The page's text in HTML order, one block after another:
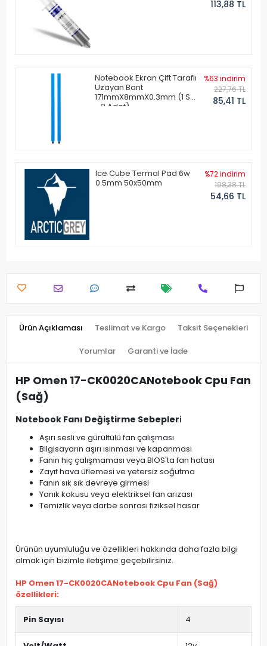
113,88 TL
Notebook Ekran Çift Taraflı
Uzayan Bant
171mmX8mmX0.3mm (1 Set
- 2 Adet)
%63 indirim
227,76 TL
85,41 TL
Ice Cube Termal Pad 6w
0.5mm 50x50mm
%72 indirim
198,38 TL
54,66 TL
Ürün Açıklaması Teslimat ve Kargo Taksit Seçenekleri
Yorumlar Garanti ve İade
HP Omen 17-CK0020CANotebook Cpu Fan
(Sağ)
Notebook Fanı Değiştirme Sebepleri
Aşırı sesli ve gürültülü fan çalışması
Bilgisayarın aşırı ısınması ve kapanması
Fanın hiç çalışmaması veya BIOS'ta fan hatası
Zayıf hava üflemesi ve yetersiz soğutma
Fanın sık sık devreye girmesi
Yanık kokusu veya elektriksel fan arızası
Temizlik veya darbe sonrası fiziksel hasar
Ürünün uyumluluğu ve özellikleri hakkında daha fazla bilgi
almak için bizimle iletişime geçebilirsiniz.
HP Omen 17-CK0020CANotebook Cpu Fan (Sağ)
özellikleri:
Pin Sayısı 4